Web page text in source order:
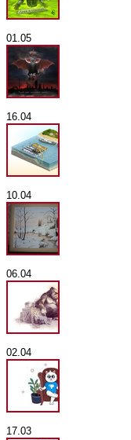
01.05
16.04
10.04
06.04
02.04
17.03